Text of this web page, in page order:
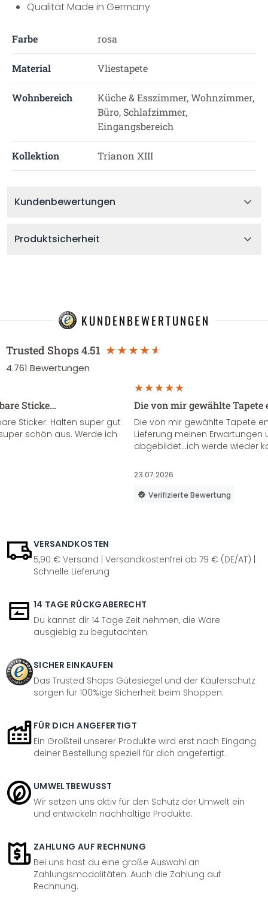
Qualität Made in Germany
Farbe rosa
Material Vliestapete
Wohnbereich
Küche & Esszimmer, Wohnzimmer,
Büro, Schlafzimmer,
Eingangsbereich
Kollektion Trianon XIII
Kundenbewertungen
Produktsicherheit
KUNDENBEWERTUNGEN
Trusted Shops4.51
4.761 Bewertungen
Sticke…
Sticker. Halten super gut
schön aus. Werde ich
Die von mir gewählte
Die von mir gewählte Tapete
Lieferung meinen Erwartungen
abgebildet...ich werde wieder
23.07.2026
Verifizierte Bewertung
VERSANDKOSTEN
5,90 € Versand | Versandkostenfrei ab 79 € (DE/AT) |
Schnelle Lieferung
14 TAGE RÜCKGABERECHT
Du kannst dir 14 Tage Zeit nehmen, die Ware
ausgiebig zu begutachten.
SICHER EINKAUFEN
Das Trusted Shops Gütesiegel und der Käuferschutz
sorgen für 100%ige Sicherheit beim Shoppen.
FÜR DICH ANGEFERTIGT
Ein Großteil unserer Produkte wird erst nach Eingang
deiner Bestellung speziell für dich angefertigt.
UMWELTBEWUSST
Wir setzen uns aktiv für den Schutz der Umwelt ein
und entwickeln nachhaltige Produkte.
ZAHLUNG AUF RECHNUNG
Bei uns hast du eine große Auswahl an
Zahlungsmodalitäten. Auch die Zahlung auf
Rechnung.